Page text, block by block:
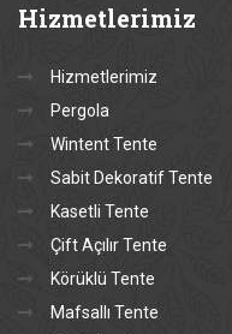
Hizmetlerimiz
Hizmetlerimiz
Pergola
Wintent Tente
Sabit Dekoratif Tente
Kasetli Tente
Çift Açılır Tente
Körüklü Tente
Mafsallı Tente